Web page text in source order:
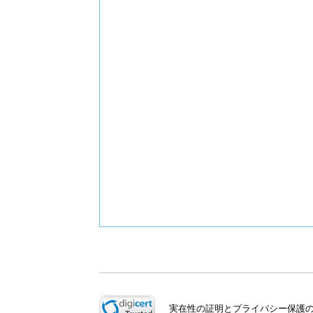
実在性の証明とプライバシー保護